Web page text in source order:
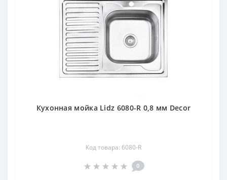
Кухонная мойка Lidz 6080-R 0,8 мм Decor
Код товара: 6080-R
0